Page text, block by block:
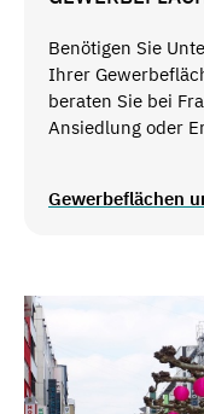
Benötigen Sie
Ihrer
beraten Sie bei
Ansiedlung oder
Gewerbeflächen